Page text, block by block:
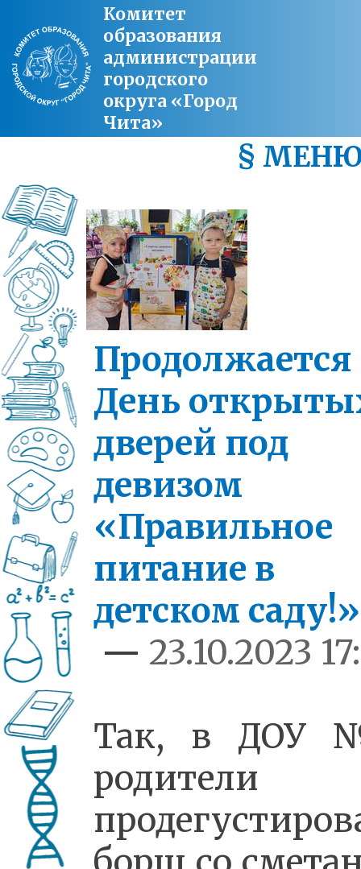
Комитет
образования
администрации
городского
округа «Город
Чита»
§
Продолжается
День
дверей под
девизом
«Правильное
питание в
детском саду!»
— 23.10.2023
Так, в ДОУ
родители